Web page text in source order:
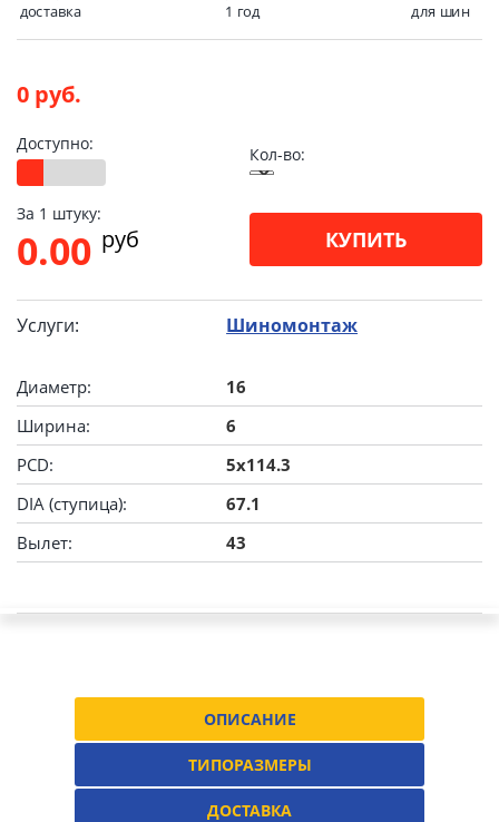
доставка
1 год
для шин
0 руб.
Доступно:
Кол-во:
За 1 штуку:
0.00 pуб КУПИТЬ
Услуги: Шиномонтаж
Диаметр:
16
Ширина:
6
PCD:
5x114.3
DIA (ступица):
67.1
Вылет:
43
ОПИСАНИЕ
ТИПОРАЗМЕРЫ
ДОСТАВКА